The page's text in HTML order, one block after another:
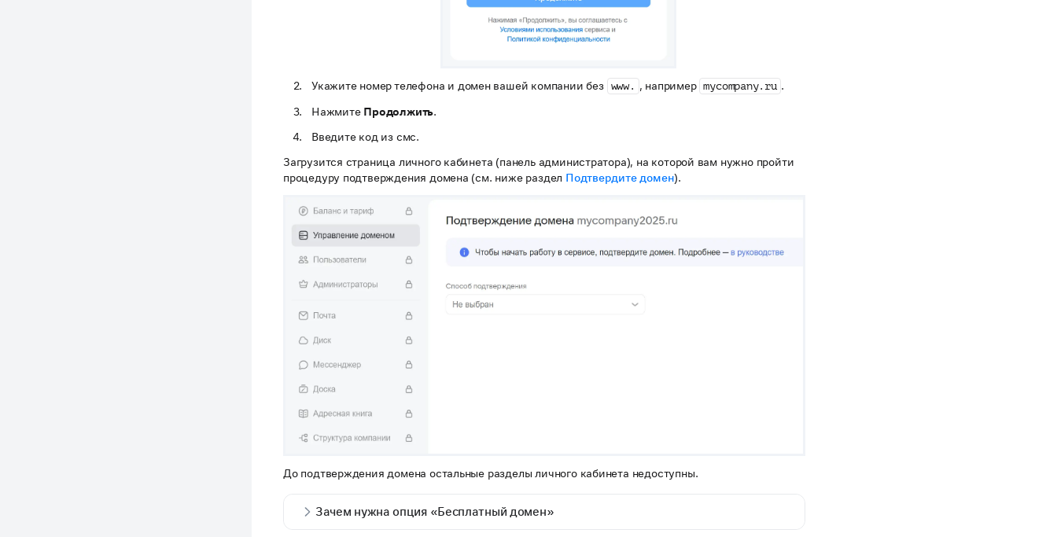
Укажите номер телефона и домен вашей компании без www. , например mycompany.ru .
Нажмите Продолжить.
Введите код из смс.
Загрузится страница личного кабинета (панель администратора), на которой вам нужно пройти
процедуру подтверждения домена (см. ниже раздел Подтвердите домен).
До подтверждения домена остальные разделы личного кабинета недоступны.
Зачем нужна опция «Бесплатный домен»